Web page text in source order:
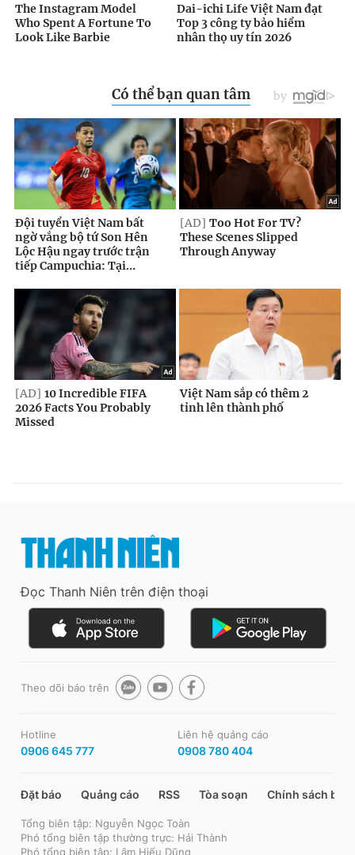
Đọc Thanh Niên trên điện thoại
Theo dõi báo trên
Hotline
0906 645 777
Liên hệ quảng cáo
0908 780 404
Đặt báo Quảng cáo RSS Tòa soạn Chính sách bảo
Tổng biên tập: Nguyễn Ngọc Toàn
Phó tổng biên tập thường trực: Hải Thành
Phó tổng biên tập: Lâm Hiếu Dũng